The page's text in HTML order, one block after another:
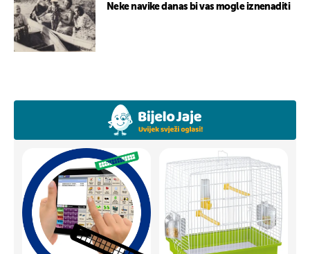
Neke navike danas bi vas mogle iznenaditi